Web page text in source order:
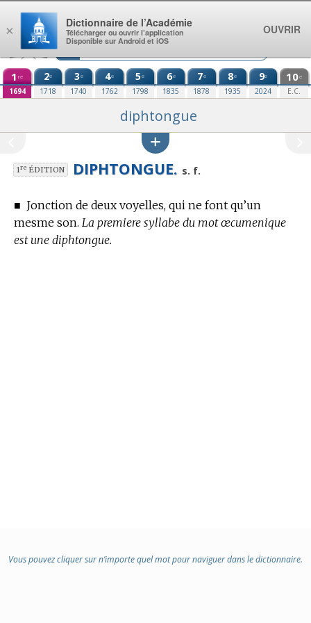
Aller au contenu
1 re
1694
2e
1718
3e
1740
4e
1762
5e
1798
6e
1835
7e
1878
8e
1935
9e
2024
10e
E.C.
diphtongue
1reÉDITION DIPHTONGUE. s. f.
■ Jonction de deux voyelles, qui ne font qu’un
mesme son. La premiere syllabe du mot œcumenique
est une diphtongue.
Vous pouvez cliquer sur n’importe quel mot pour naviguer dans le dictionnaire.
×
Dictionnaire de l’Académie
Télécharger ou ouvrir l’application
Disponible sur Android et iOS
OUVRIR